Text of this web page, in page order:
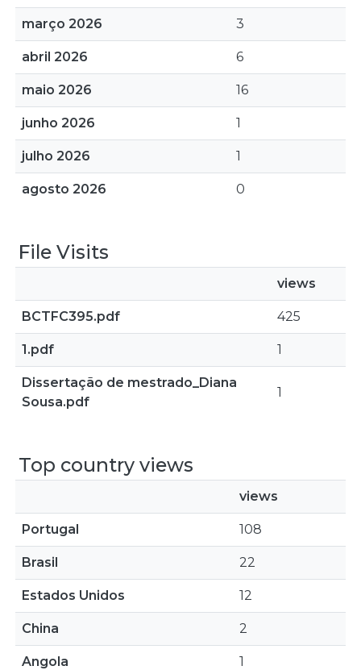
março 2026 3
abril 2026 6
maio 2026 16
junho 2026 1
julho 2026 1
agosto 2026 0
File Visits
views
BCTFC395.pdf 425
1.pdf 1
Dissertação de mestrado_Diana
Sousa.pdf
1
Top country views
views
Portugal 108
Brasil 22
Estados Unidos 12
China 2
Angola 1